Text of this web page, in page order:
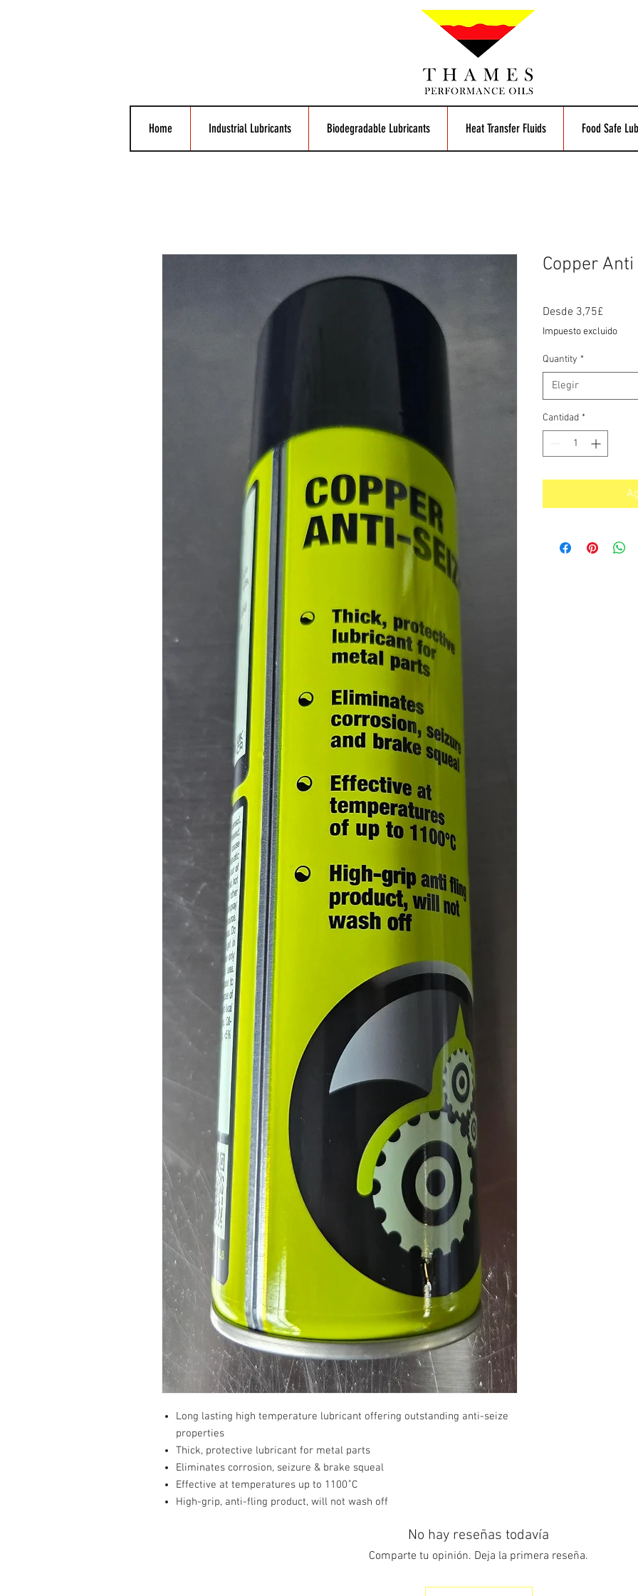
Home Industrial Lubricants Biodegradable Lubricants Heat Transfer Fluids Food Safe
Long lasting high temperature lubricant offering outstanding anti-seize
properties
Thick, protective lubricant for metal parts
Eliminates corrosion, seizure & brake squeal
Effective at temperatures up to 1100˚C
High-grip, anti-fling product, will not wash off
Copper
Desde 3,75£
de
Impuesto excluido
Quantity *
Elegir
Cantidad *
No hay reseñas todavía
Comparte tu opinión. Deja la primera reseña.